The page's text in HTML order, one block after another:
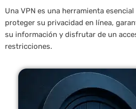
Una VPN es una herramienta
proteger su privacidad en línea,
su información y disfrutar de un
restricciones.